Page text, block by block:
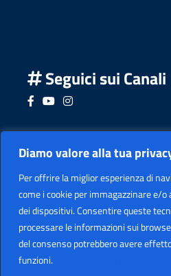
Diamo valore alla tua
Per offrire la miglior esperienza di
come i cookie per immagazzinare e/
dei dispositivi. Consentire queste
processare le informazioni sui
del consenso potrebbero avere
funzioni.
Seguici sui Canali
Seguici su Facebook
Seguici su YouTube
Seguici su Instagram